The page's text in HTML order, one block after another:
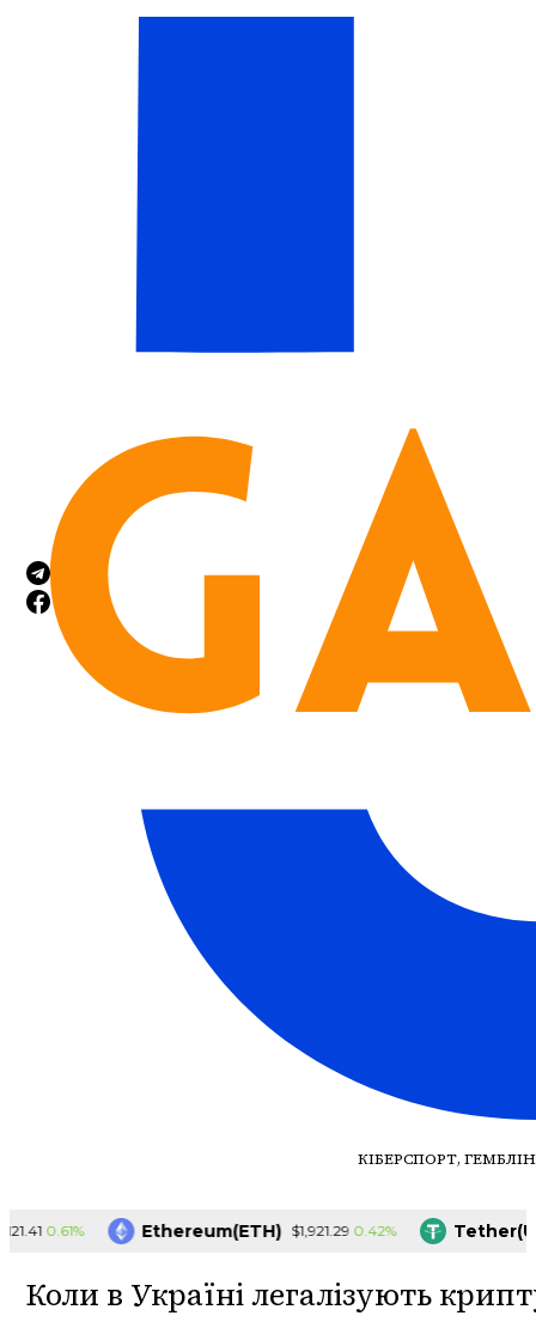
КІБЕРСПОРТ,
0.61% Ethereum(ETH) $1,921.29 0.42%
Коли в Україні легалізують